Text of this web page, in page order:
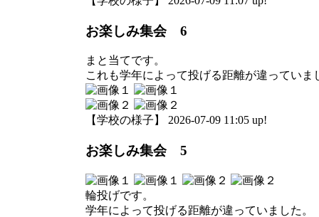
お楽しみ集会 6
まと当てです。
これも学年によって投げる距離が違っていま
【学校の様子】 2026-07-09 11:05 up!
お楽しみ集会 5
輪投げです。
学年によって投げる距離が違っていました。